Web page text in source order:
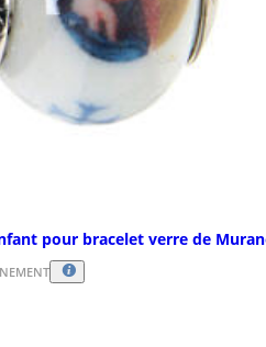
pour bracelet verre de